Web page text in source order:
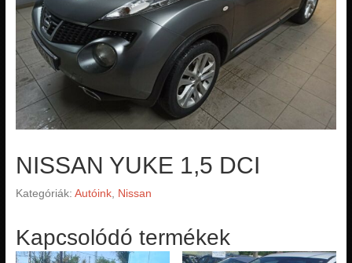
NISSAN YUKE 1,5 DCI
Kategóriák: Autóink, Nissan
Kapcsolódó termékek